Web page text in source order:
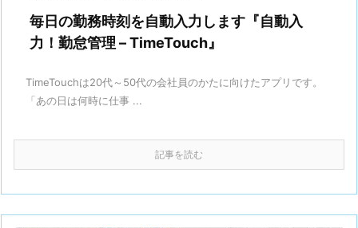
毎日の勤務時刻を自動入力します『自動入
力！勤怠管理 – TimeTouch』
TimeTouchは20代～50代の会社員のかたに向けたアプリです。
「あの日は何時に仕事 ...
記事を読む